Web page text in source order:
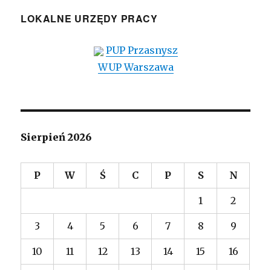
LOKALNE URZĘDY PRACY
PUP Przasnysz
WUP Warszawa
Sierpień 2026
P W Ś C P S N
1 2
3 4 5 6 7 8 9
10 11 12 13 14 15 16